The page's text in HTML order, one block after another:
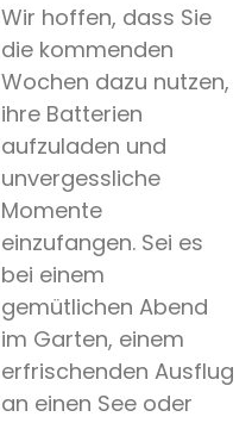
Wir hoffen, dass Sie
die kommenden
Wochen dazu nutzen,
ihre Batterien
aufzuladen und
unvergessliche
Momente
einzufangen. Sei es
bei einem
gemütlichen Abend
im Garten, einem
erfrischenden Ausflug
an einen See oder